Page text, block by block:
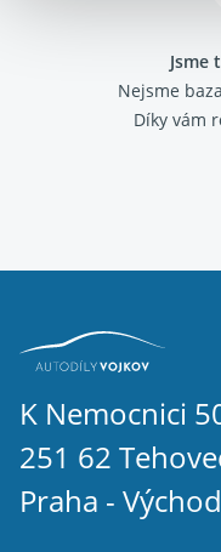
Jsme
Nejsme
Díky vám
K Nemocnici
251 62
Praha - Východ